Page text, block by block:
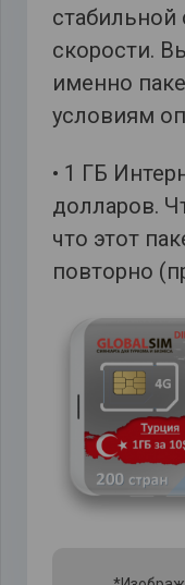
скорости.
именно
условиям
• 1 ГБ
долларов.
что этот
повторно